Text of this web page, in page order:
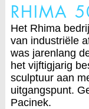
RHIMA
Het Rhima
van industriële
was jarenlang
het vijftigjarig
sculptuur aan
uitgangspunt.
Pacinek.